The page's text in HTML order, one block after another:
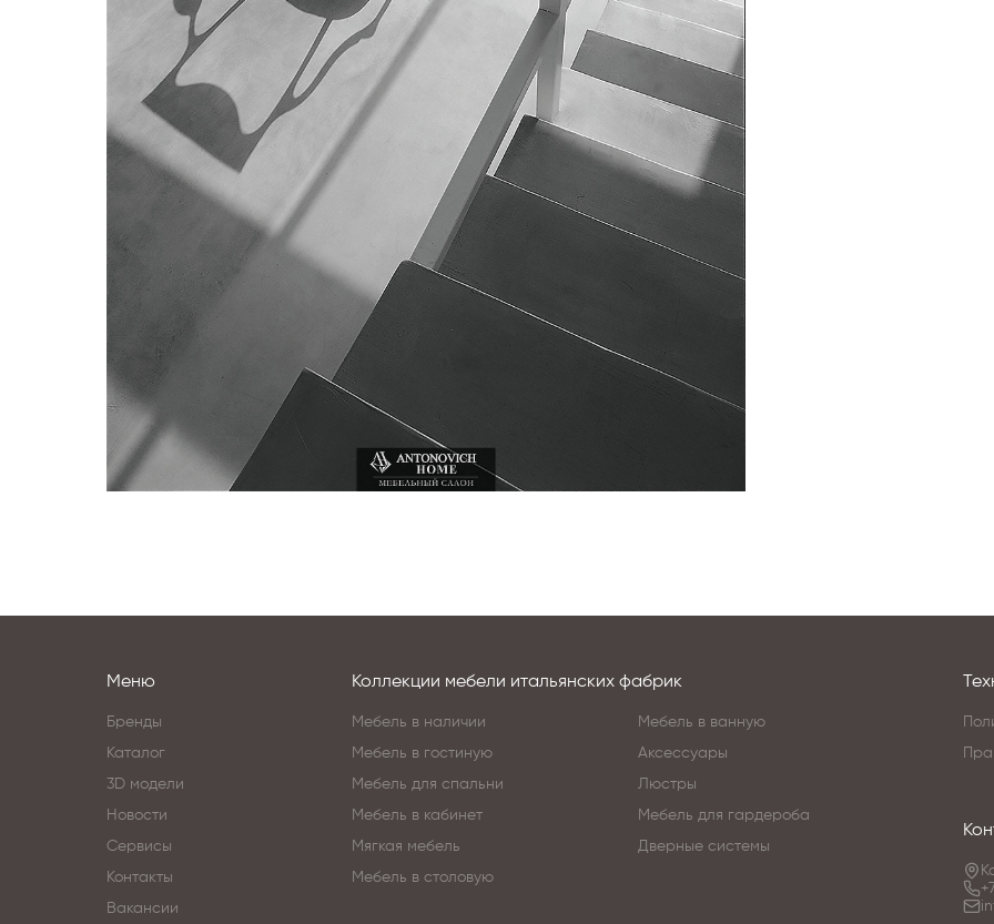
Коллекции мебели итальянских фабрик
Мебель в наличии
Мебель в гостиную
Мебель для спальни
Мебель в кабинет
Мягкая мебель
Мебель в столовую
Мебель в ванную
Аксессуары
Люстры
Мебель для гардероба
Дверные системы
Меню
Бренды
Каталог
3D модели
Новости
Сервисы
Контакты
Вакансии